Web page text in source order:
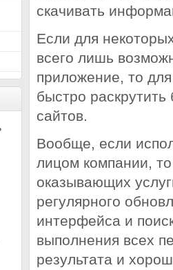
скачивать
Если для
всего лишь
приложение, то
быстро
сайтов.
Вообще, если
лицом компании,
оказывающих
регулярного
интерфейса и
выполнения всех
результата и